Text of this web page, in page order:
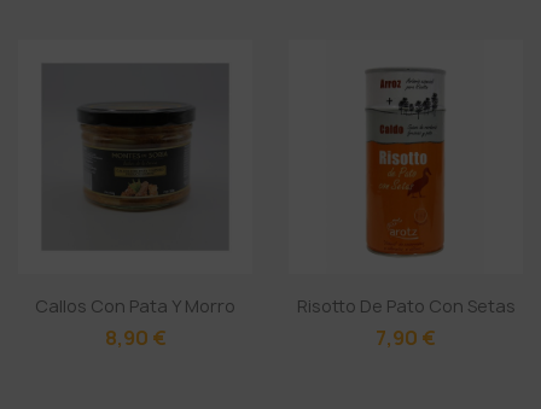
Callos Con Pata Y Morro
8,90 €
Risotto De Pato Con Setas
7,90 €